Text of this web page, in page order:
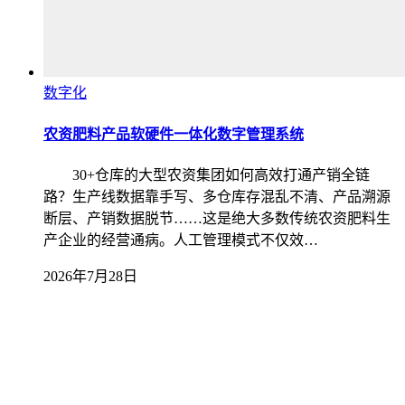
数字化
农资肥料产品软硬件一体化数字管理系统
30+仓库的大型农资集团如何高效打通产销全链
路？生产线数据靠手写、多仓库存混乱不清、产品溯源
断层、产销数据脱节……这是绝大多数传统农资肥料生
产企业的经营通病。人工管理模式不仅效…
2026年7月28日